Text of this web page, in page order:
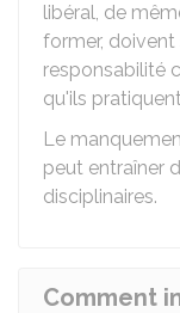
libéral, de
former, doivent
responsabilité
qu'ils
Le
peut entraîner
disciplinaires.
Comment